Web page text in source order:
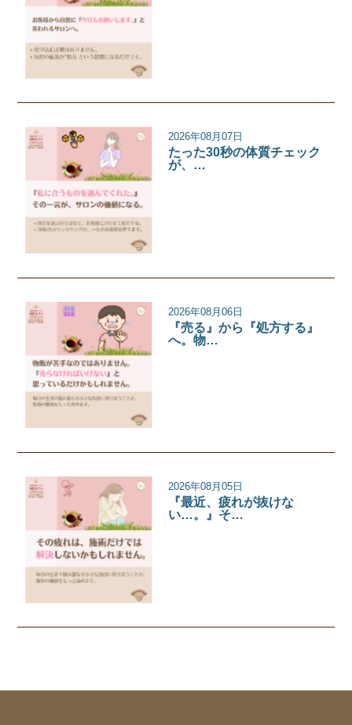
2026年08月07日
たった30秒の体質チェック
が、…
2026年08月06日
『売る』から『処方する』
へ。物…
2026年08月05日
『最近、疲れが抜けな
い…。』そ…